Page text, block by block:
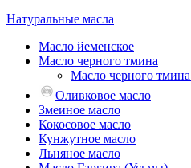
Натуральные масла
Масло йеменское
Масло черного тмина
Масло черного тмина
Оливковое масло
Змеиное масло
Кокосовое масло
Кунжутное масло
Льняное масло